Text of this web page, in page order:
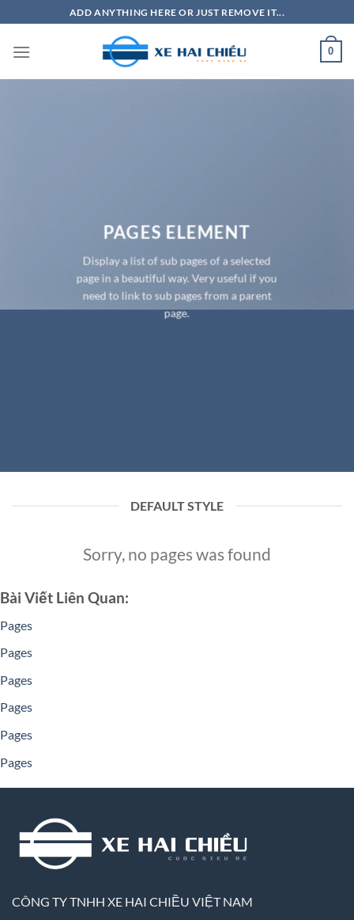
qua
nội
ADD ANYTHING HERE OR JUST REMOVE IT...
0
PAGES ELEMENT
Display a list of sub pages of a selected
page in a beautiful way. Very useful if you
need to link to sub pages from a parent
page.
DEFAULT STYLE
Sorry, no pages was found
Bài Viết Liên Quan:
Pages
Pages
Pages
Pages
Pages
Pages
CÔNG TY TNHH XE HAI CHIỀU VIỆT NAM